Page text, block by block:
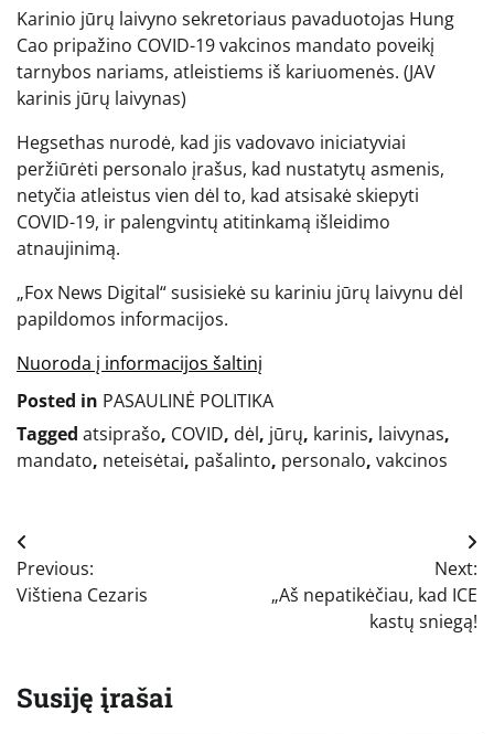
Karinio jūrų laivyno sekretoriaus pavaduotojas Hung
Cao pripažino COVID-19 vakcinos mandato poveikį
tarnybos nariams, atleistiems iš kariuomenės. (JAV
karinis jūrų laivynas)
Hegsethas nurodė, kad jis vadovavo iniciatyviai
peržiūrėti personalo įrašus, kad nustatytų asmenis,
netyčia atleistus vien dėl to, kad atsisakė skiepyti
COVID-19, ir palengvintų atitinkamą išleidimo
atnaujinimą.
„Fox News Digital“ susisiekė su kariniu jūrų laivynu dėl
papildomos informacijos.
Nuoroda į informacijos šaltinį
Posted in PASAULINĖ POLITIKA
Tagged atsiprašo, COVID, dėl, jūrų, karinis, laivynas,
mandato, neteisėtai, pašalinto, personalo, vakcinos
Navigacija
tarp
Previous:
Vištiena Cezaris
Next:
„Aš nepatikėčiau, kad ICE
kastų sniegą!
Susiję įrašai